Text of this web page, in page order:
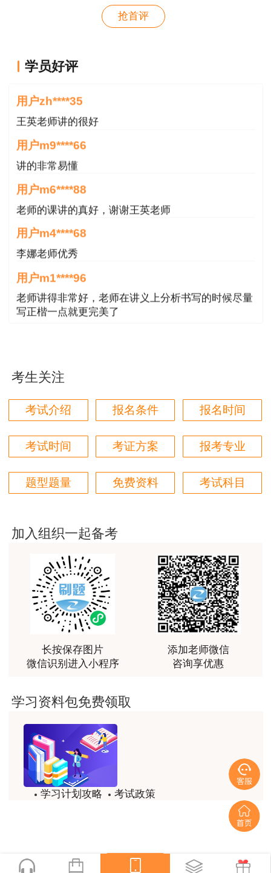
习、共交流的？
QQ群，一起在考证路上偶遇吧，在这里你会遇见
N多同行，还有多年授课经验的李娜老师，发挥
好，说不定还能找到人生的另一半哦！
点击加入QQ群
抢首评
学员好评
用户m1****68
用户zh****35
王英老师讲的很好
用户m9****66
讲的非常易懂
用户m6****88
老师的课讲的真好，谢谢王英老师
用户m4****68
李娜老师优秀
用户m1****96
老师讲得非常好，老师在讲义上分析书写的时候尽量
写正楷一点就更完美了
用户85****06
真的是把学习变成自己能理解的语言最重要！
用户m1****88
太喜欢王英老师了
平台历史购买的课程，老师讲的多非常好
老师讲的很细致很认真，课件准备充分也非常有耐
用户m0****88
最棒的预习课
用户m2****66
越听越觉得好
用户m2****66
非常非常非常非常棒！！!！
用户m2****66
非常非常非常非常棒！！!！
土建计量这门课我听了门金瑞和孙琦两位老师的课
试，非常感谢两位老师的课程。
考生关注
考试介绍 报名条件 报名时间
考试时间 考证方案 报考专业
题型题量 免费资料 考试科目
加入组织一起备考
长按保存图片
微信识别进入小程序
添加老师微信
咨询享优惠
学习资料包免费领取
学习计划攻略
考试政策